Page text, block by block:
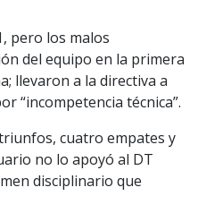
pero los malos
del equipo en la primera
llevaron a la directiva a
“incompetencia técnica”.
cuatro empates y
no lo apoyó al DT
disciplinario que